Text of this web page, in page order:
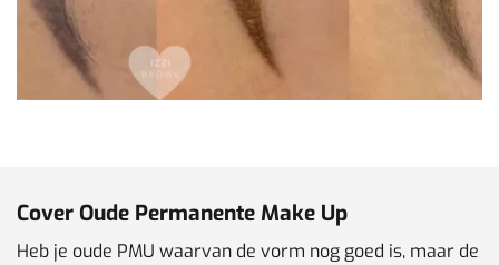
Cover Oude Permanente Make Up
Heb je oude PMU waarvan de vorm nog goed is, maar de